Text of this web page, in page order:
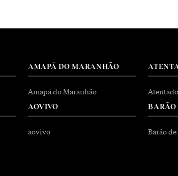
AMAPÁ DO MARANHÃO
Amapá do Maranhão
AOVIVO
aovivo
Atentado
BARÃO
Barão